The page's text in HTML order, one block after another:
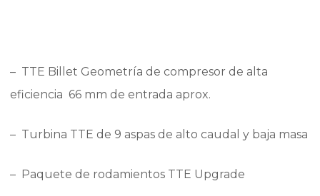
– TTE Billet Geometría de compresor de alta
eficiencia 66 mm de entrada aprox.
– Turbina TTE de 9 aspas de alto caudal y baja masa
– Paquete de rodamientos TTE Upgrade